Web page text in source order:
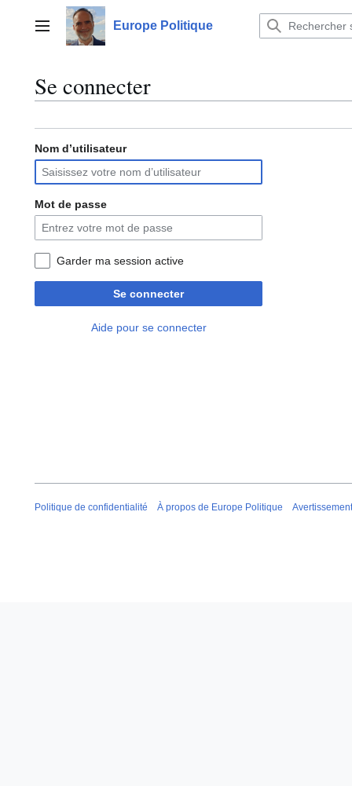
contenuMenu principalEurope Politique
Se connecter
Nom d’utilisateur
Mot de passe
Garder ma session active
Se connecter
Aide pour se connecter
Politique de confidentialité À propos de Europe Politique